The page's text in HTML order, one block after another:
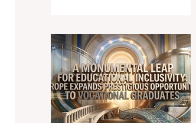
地采用现代化课程。通过利用新的
可扩展模式，教育机构可以触及边
缘化社区，确保地理位置不再限制
学生的潜力。在改善机会的同
行政任务的自动化，这些先进的工
具正在引领一个 #学术卓越 和无与
伦比的 #学生支持 的新时代，这也
高度契合了中国教育现代化的强劲
需求。 多年来，教育工作者面临着
日益繁重的行政工作量，这有时会
减少实际的教学时间。然而，最新